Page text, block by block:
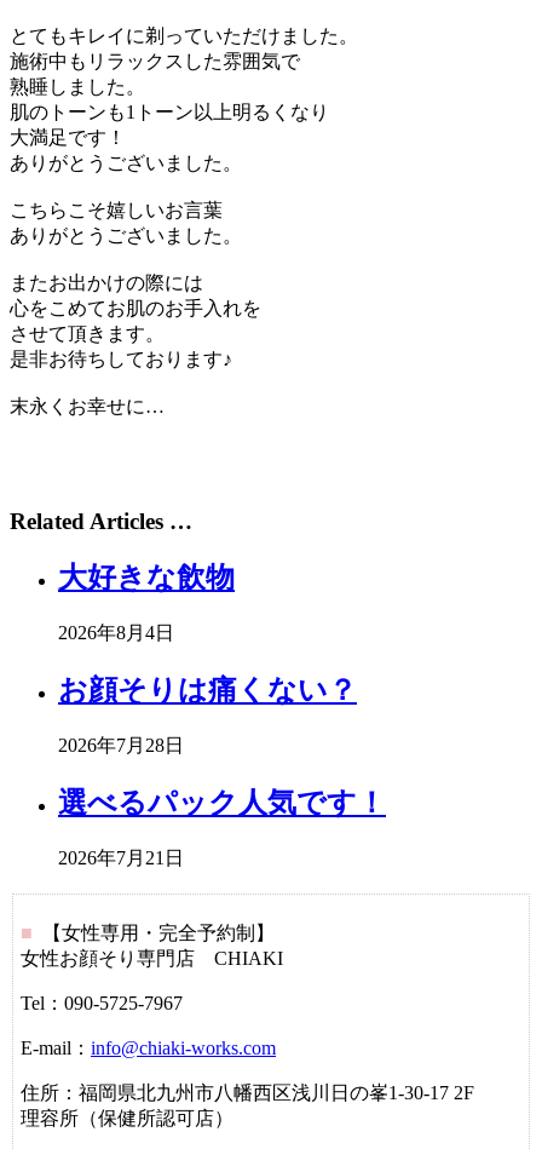
とてもキレイに剃っていただけました。
施術中もリラックスした雰囲気で
熟睡しました。
肌のトーンも1トーン以上明るくなり
大満足です！
ありがとうございました。
こちらこそ嬉しいお言葉
ありがとうございました。
またお出かけの際には
心をこめてお肌のお手入れを
させて頂きます。
是非お待ちしております♪
末永くお幸せに…
Related Articles …
大好きな飲物
2026年8月4日
お顔そりは痛くない？
2026年7月28日
選べるパック人気です！
2026年7月21日
■
【女性専用・完全予約制】
女性お顔そり専門店 CHIAKI
Tel：090-5725-7967
E-mail： info@chiaki-works.com
住所：福岡県北九州市八幡西区浅川日の峯1-30-17 2F
理容所（保健所認可店）